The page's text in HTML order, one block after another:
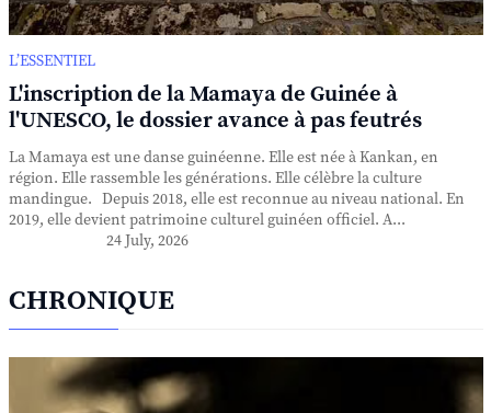
L’ESSENTIEL
L'inscription de la Mamaya de Guinée à
l'UNESCO, le dossier avance à pas feutrés
La Mamaya est une danse guinéenne. Elle est née à Kankan, en
région. Elle rassemble les générations. Elle célèbre la culture
mandingue. Depuis 2018, elle est reconnue au niveau national. En
2019, elle devient patrimoine culturel guinéen officiel. A...
24 July, 2026
CHRONIQUE